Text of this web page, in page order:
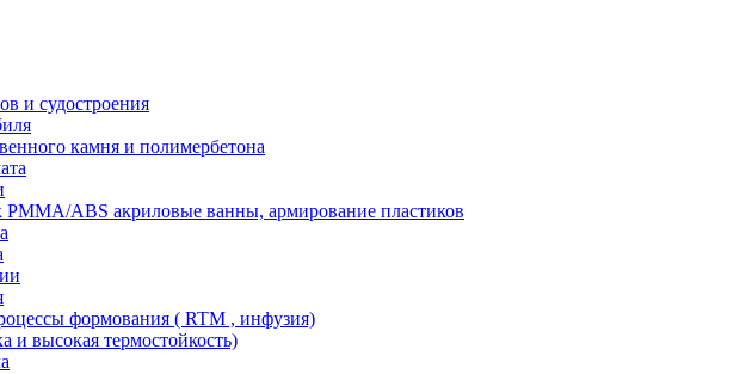
и судостроения
камня и полимербетона
РММА/АВS акриловые ванны, армирование пластиков
формования ( RTM , инфузия)
и высокая термостойкость)